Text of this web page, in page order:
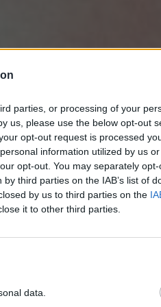
parties, or processing of your
us, please use the below opt-out
opt-out request is processed
information utilized by us
opt-out. You may separately
third parties on the IAB’s list of
by us to third parties on the
it to other third parties.
data.
αδύνατον να βγει
ρούχα δοκιμάστε
δοκιμάστε μια
μπορεί να
ή με οδοντόκρεμα.
πάουντερ και μερικές